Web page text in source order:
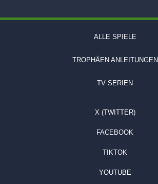
ALLE SPIELE
TROPHÄEN ANLEITUNGEN
TV SERIEN
X (TWITTER)
FACEBOOK
TIKTOK
YOUTUBE